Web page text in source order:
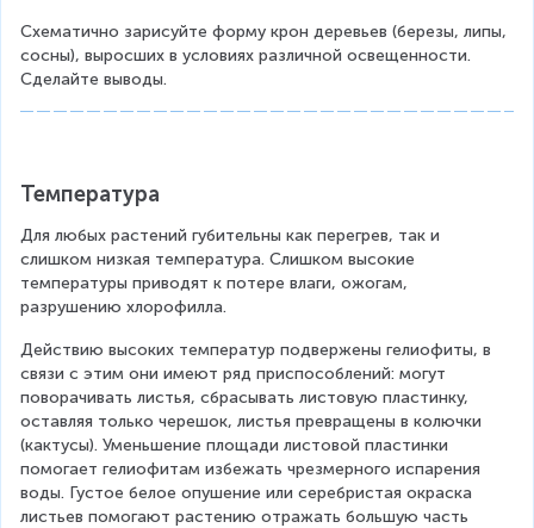
Схематично зарисуйте форму крон деревьев (березы, липы,
сосны), выросших в условиях различной освещенности.
Сделайте выводы.
Температура
Для любых растений губительны как перегрев, так и
слишком низкая температура. Слишком высокие
температуры приводят к потере влаги, ожогам,
разрушению хлорофилла.
Действию высоких температур подвержены гелиофиты, в
связи с этим они имеют ряд приспособлений: могут
поворачивать листья, сбрасывать листовую пластинку,
оставляя только черешок, листья превращены в колючки
(кактусы). Уменьшение площади листовой пластинки
помогает гелиофитам избежать чрезмерного испарения
воды. Густое белое опушение или серебристая окраска
листьев помогают растению отражать большую часть